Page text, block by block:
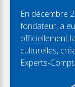
En décembre
fondateur, a
officiellement
culturelles,
Experts-